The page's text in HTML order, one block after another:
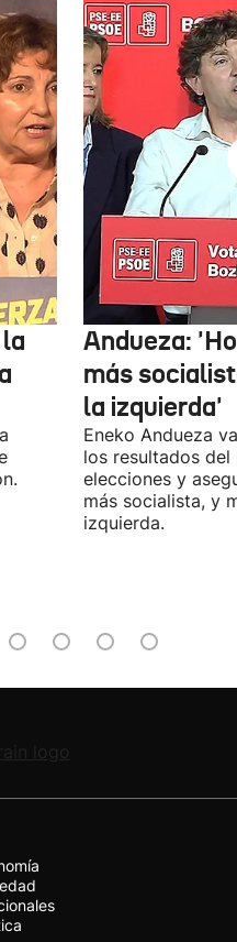
Andueza:
más
la izquierda'
Eneko Andueza
los resultados del
elecciones y
más socialista, y
izquierda.